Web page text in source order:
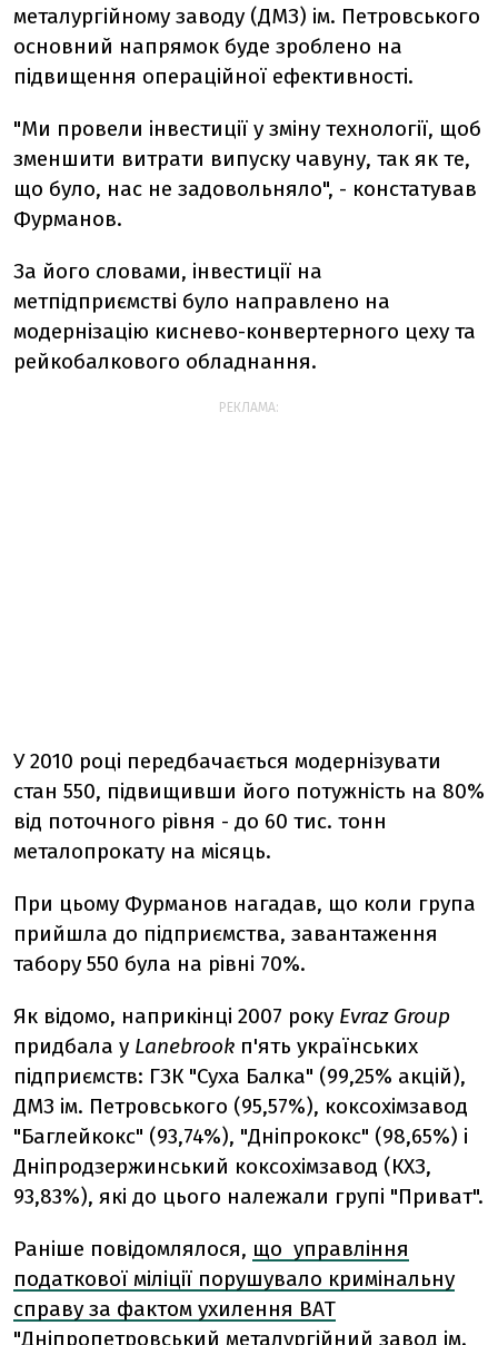
металургійному заводу (ДМЗ) ім. Петровського
основний напрямок буде зроблено на
підвищення операційної ефективності.
"Ми провели інвестиції у зміну технології, щоб
зменшити витрати випуску чавуну, так як те,
що було, нас не задовольняло", - констатував
Фурманов.
За його словами, інвестиції на
метпідприємстві було направлено на
модернізацію киснево-конвертерного цеху та
рейкобалкового обладнання.
РЕКЛАМА:
У 2010 році передбачається модернізувати
стан 550, підвищивши його потужність на 80%
від поточного рівня - до 60 тис. тонн
металопрокату на місяць.
При цьому Фурманов нагадав, що коли група
прийшла до підприємства, завантаження
табору 550 була на рівні 70%.
Як відомо, наприкінці 2007 року Evraz Group
придбала у Lanebrook п'ять українських
підприємств: ГЗК "Суха Балка" (99,25% акцій),
ДМЗ ім. Петровського (95,57%), коксохімзавод
"Баглейкокс" (93,74%), "Дніпрококс" (98,65%) і
Дніпродзержинський коксохімзавод (КХЗ,
93,83%), які до цього належали групі "Приват".
Раніше повідомлялося, що управління
податкової міліції порушувало кримінальну
справу за фактом ухилення ВАТ
"Дніпропетровський металургійний завод ім.